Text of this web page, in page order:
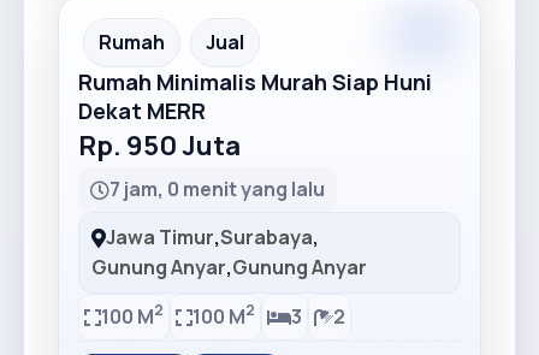
Recommended
Rumah Jual
Rumah Minimalis Murah Siap Huni
Dekat MERR
Rp. 950 Juta
7 jam, 0 menit yang lalu
Jawa Timur,Surabaya,
Gunung Anyar,Gunung Anyar
100 M2 100 M2 3 2